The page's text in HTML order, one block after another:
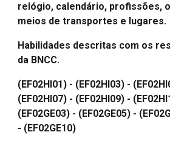
relógio, calendário, profissões,
meios de transportes e lugares.
Habilidades descritas com os
da BNCC.
(EF02HI01) - (EF02HI03) -
(EF02HI07) - (EF02HI09) -
(EF02GE03) - (EF02GE05) -
- (EF02GE10)